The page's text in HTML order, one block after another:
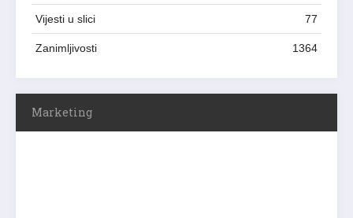
Vijesti u slici 77
Zanimljivosti 1364
Marketing